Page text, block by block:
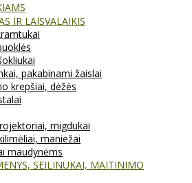
IR LAISVALAIKIS
pakabinami žaislai
krepšiai, dėžės
migdukai
maniežai
maudynėms
SEILINUKAI, MAITINIMO